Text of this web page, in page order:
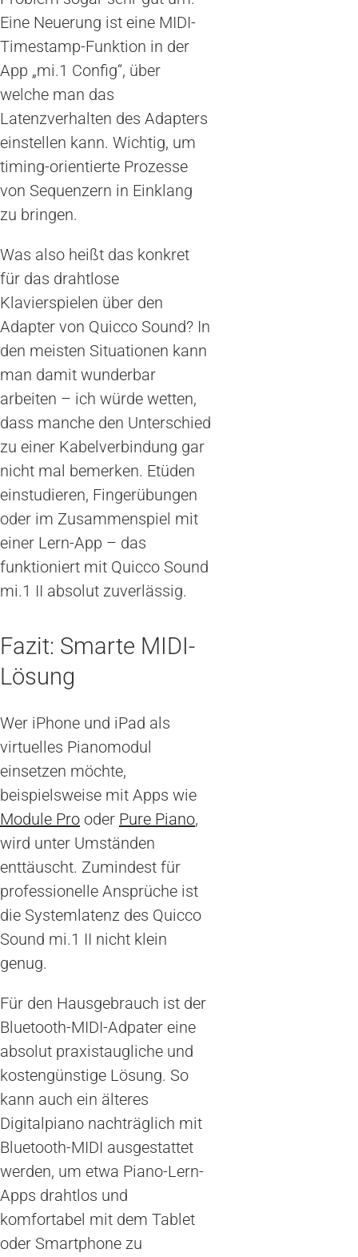
Eine Neuerung ist eine MIDI-
Timestamp-Funktion in der
App „mi.1 Config“, über
welche man das
Latenzverhalten des Adapters
einstellen kann. Wichtig, um
timing-orientierte Prozesse
von Sequenzern in Einklang
zu bringen.
Was also heißt das konkret
für das drahtlose
Klavierspielen über den
Adapter von Quicco Sound? In
den meisten Situationen kann
man damit wunderbar
arbeiten – ich würde wetten,
dass manche den Unterschied
zu einer Kabelverbindung gar
nicht mal bemerken. Etüden
einstudieren, Fingerübungen
oder im Zusammenspiel mit
einer Lern-App – das
funktioniert mit Quicco Sound
mi.1 II absolut zuverlässig.
Fazit: Smarte MIDI-
Lösung
Wer iPhone und iPad als
virtuelles Pianomodul
einsetzen möchte,
beispielsweise mit Apps wie
Module Pro oder Pure Piano,
wird unter Umständen
enttäuscht. Zumindest für
professionelle Ansprüche ist
die Systemlatenz des Quicco
Sound mi.1 II nicht klein
genug.
Für den Hausgebrauch ist der
Bluetooth-MIDI-Adpater eine
absolut praxistaugliche und
kostengünstige Lösung. So
kann auch ein älteres
Digitalpiano nachträglich mit
Bluetooth-MIDI ausgestattet
werden, um etwa Piano-Lern-
Apps drahtlos und
komfortabel mit dem Tablet
oder Smartphone zu